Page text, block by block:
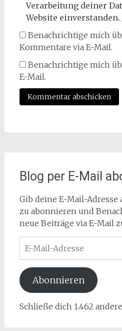
Verarbeitung deiner
Website einverstanden.
Benachrichtige mich
Kommentare via E-Mail.
Benachrichtige mich
E-Mail.
Blog per E-Mail
Gib deine E-Mail-Adresse
zu abonnieren und
neue Beiträge via E-Mail
Mail-
Adresse
Abonnieren
Schließe dich 1.462